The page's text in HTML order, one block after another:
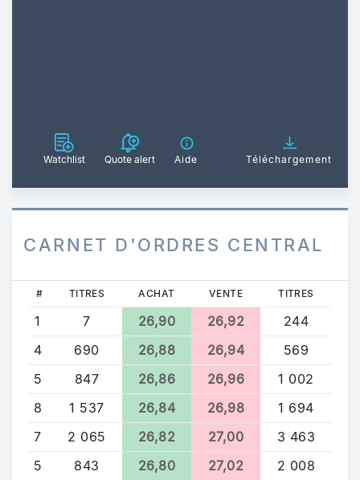
Watchlist Quote alert Aide Téléchargement
CARNET D'ORDRES CENTRAL
# TITRES ACHAT VENTE TITRES
1 7 26,90 26,92
244
4
690 26,88 26,94
569
5
847 26,86 26,96
1 002
8
1 537 26,84 26,98
1 694
7
2 065 26,82 27,00
3 463
5
843 26,80 27,02 2 008